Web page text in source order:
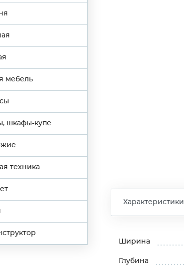
мебель
шкафы-купе
техника
Характеристики
Ширина
Глубина